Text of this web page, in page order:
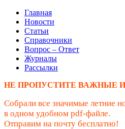
Главная
Новости
Статьи
Справочники
Вопрос – Ответ
Журналы
Рассылки
НЕ ПРОПУСТИТЕ ВАЖНЫЕ
Собрали все значимые летние
в одном удобном pdf-файле.
Отправим на почту бесплатно!